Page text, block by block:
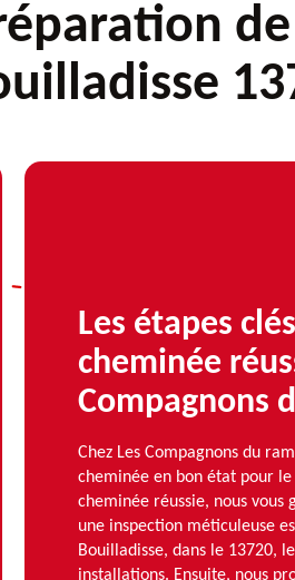
de
Les étapes
cheminée
Compagnons
Chez Les Compagnons du
cheminée en bon état pour
cheminée réussie, nous vous
une inspection méticuleuse
Bouilladisse, dans le 13720,
installations. Ensuite, nous